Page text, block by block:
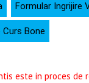
Formular Ingrijire
Bone
este in proces de